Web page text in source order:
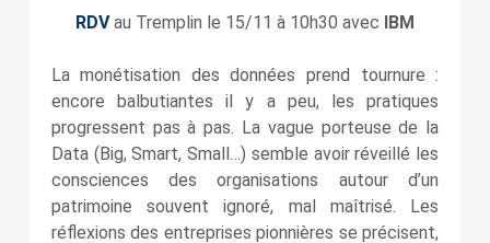
RDV au Tremplin le 15/11 à 10h30 avec IBM
La monétisation des données prend tournure :
encore balbutiantes il y a peu, les pratiques
progressent pas à pas. La vague porteuse de la
Data (Big, Smart, Small…) semble avoir réveillé les
consciences des organisations autour d’un
patrimoine souvent ignoré, mal maîtrisé. Les
réflexions des entreprises pionnières se précisent,